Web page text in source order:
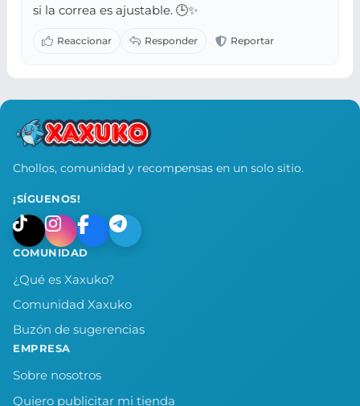
si la correa es ajustable. 🕒✨
Chollos, comunidad y recompensas en un solo sitio.
¡SÍGUENOS!
COMUNIDAD
¿Qué es Xaxuko?
Comunidad Xaxuko
Buzón de sugerencias
EMPRESA
Sobre nosotros
Quiero publicitar mi tienda